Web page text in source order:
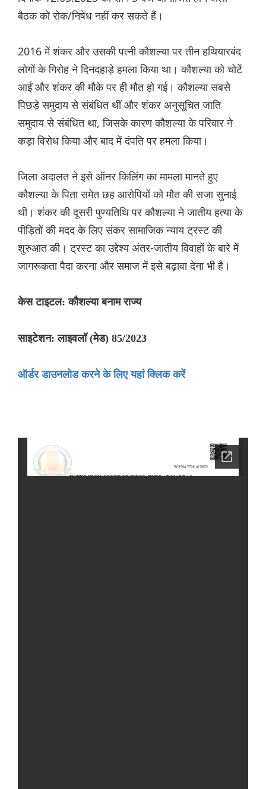
बैठक को रोक/निषेध नहीं कर सकते हैं।
2016 में शंकर और उसकी पत्नी कौशल्या पर तीन हथियारबंद
लोगों के गिरोह ने दिनदहाड़े हमला किया था। कौशल्या को चोटें
आईं और शंकर की मौके पर ही मौत हो गई। कौशल्या सबसे
पिछड़े समुदाय से संबंधित थीं और शंकर अनुसूचित जाति
समुदाय से संबंधित था, जिसके कारण कौशल्या के परिवार ने
कड़ा विरोध किया और बाद में दंपति पर हमला किया।
जिला अदालत ने इसे ऑनर किलिंग का मामला मानते हुए
कौशल्या के पिता समेत छह आरोपियों को मौत की सजा सुनाई
थी। शंकर की दूसरी पुण्यतिथि पर कौशल्या ने जातीय हत्या के
पीड़ितों की मदद के लिए संकर सामाजिक न्याय ट्रस्ट की
शुरुआत की। ट्रस्ट का उद्देश्य अंतर-जातीय विवाहों के बारे में
जागरूकता पैदा करना और समाज में इसे बढ़ावा देना भी है।
केस टाइटल: कौशल्या बनाम राज्य
साइटेशन: लाइवलॉ (मेड) 85/2023
ऑर्डर डाउनलोड करने के लिए यहां क्लिक करें